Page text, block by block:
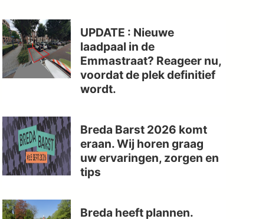
UPDATE : Nieuwe
laadpaal in de
Emmastraat? Reageer nu,
voordat de plek definitief
wordt.
Breda Barst 2026 komt
eraan. Wij horen graag
uw ervaringen, zorgen en
tips
Breda heeft plannen.